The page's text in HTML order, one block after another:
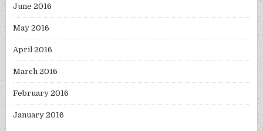
June 2016
May 2016
April 2016
March 2016
February 2016
January 2016